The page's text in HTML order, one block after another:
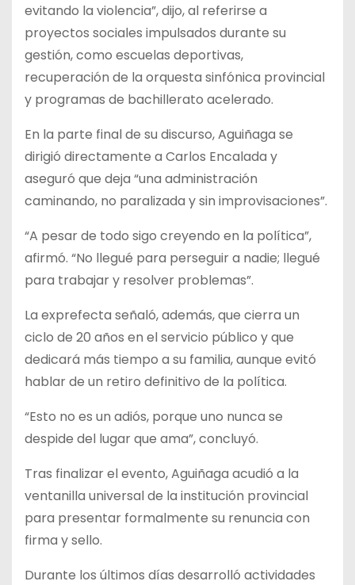
evitando la violencia”, dijo, al referirse a
proyectos sociales impulsados durante su
gestión, como escuelas deportivas,
recuperación de la orquesta sinfónica provincial
y programas de bachillerato acelerado.
En la parte final de su discurso, Aguiñaga se
dirigió directamente a Carlos Encalada y
aseguró que deja “una administración
caminando, no paralizada y sin improvisaciones”.
“A pesar de todo sigo creyendo en la política”,
afirmó. “No llegué para perseguir a nadie; llegué
para trabajar y resolver problemas”.
La exprefecta señaló, además, que cierra un
ciclo de 20 años en el servicio público y que
dedicará más tiempo a su familia, aunque evitó
hablar de un retiro definitivo de la política.
“Esto no es un adiós, porque uno nunca se
despide del lugar que ama”, concluyó.
Tras finalizar el evento, Aguiñaga acudió a la
ventanilla universal de la institución provincial
para presentar formalmente su renuncia con
firma y sello.
Durante los últimos días desarrolló actividades